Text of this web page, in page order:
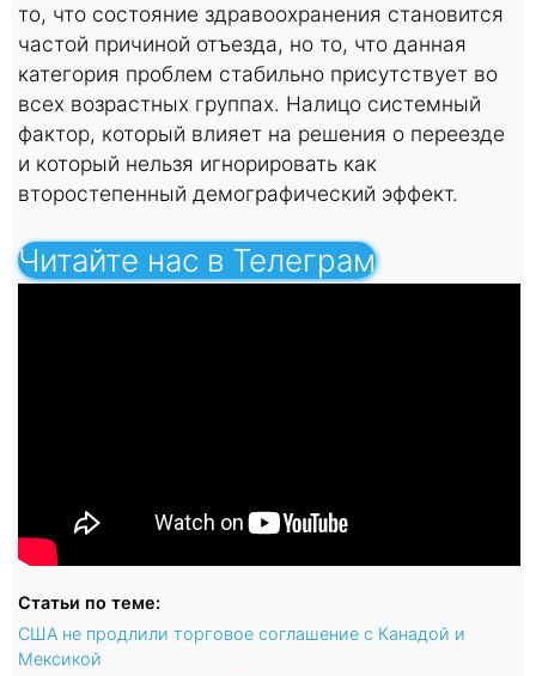
то, что состояние здравоохранения становится
частой причиной отъезда, но то, что данная
категория проблем стабильно присутствует во
всех возрастных группах. Налицо системный
фактор, который влияет на решения о переезде
и который нельзя игнорировать как
второстепенный демографический эффект.
Читайте нас в Телеграм
Статьи по теме:
США не продлили торговое соглашение с Канадой и
Мексикой